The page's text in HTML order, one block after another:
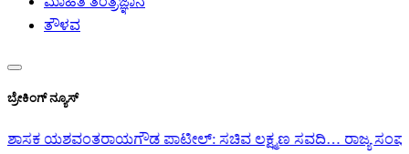
ತೌಳವ
ಬ್ರೇಕಿಂಗ್ ನ್ಯೂಸ್
ಸಚಿವ ಲಕ್ಷ್ಮಣ ಸವದಿ…ರಾಜ್ಯ ಸಂಪುಟ ವಿಸ್ತರಣೆ | ಅಪ್ಪ